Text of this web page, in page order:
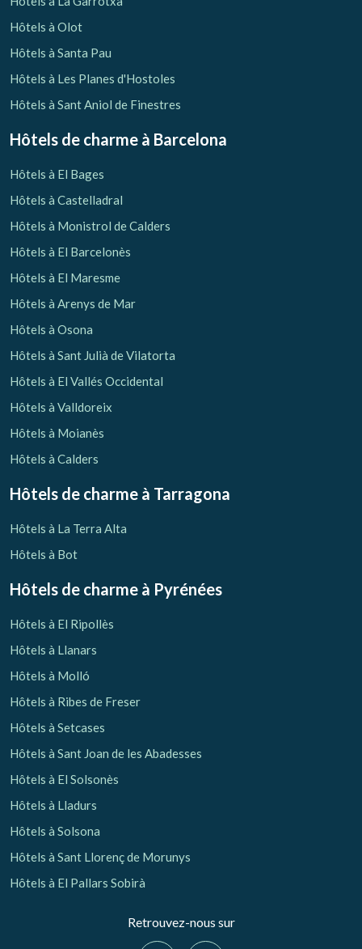
Vérifier le code de réservation
Hôtels à Olot
Hôtels à Santa Pau
Hôtels à Les Planes d'Hostoles
Hôtels à Sant Aniol de Finestres
Hôtels de charme à Barcelona
Hôtels à El Bages
Hôtels à Castelladral
Hôtels à Monistrol de Calders
Hôtels à El Barcelonès
Hôtels à El Maresme
Hôtels à Arenys de Mar
Hôtels à Osona
Hôtels à Sant Julià de Vilatorta
Hôtels à El Vallés Occidental
Hôtels à Valldoreix
Hôtels à Moianès
Hôtels à Calders
Hôtels de charme à Tarragona
Hôtels à La Terra Alta
Hôtels à Bot
Hôtels de charme à Pyrénées
Hôtels à El Ripollès
Hôtels à Llanars
Hôtels à Molló
Hôtels à Ribes de Freser
Hôtels à Setcases
Hôtels à Sant Joan de les Abadesses
Hôtels à El Solsonès
Hôtels à Lladurs
Hôtels à Solsona
Hôtels à Sant Llorenç de Morunys
Hôtels à El Pallars Sobirà
Retrouvez-nous sur